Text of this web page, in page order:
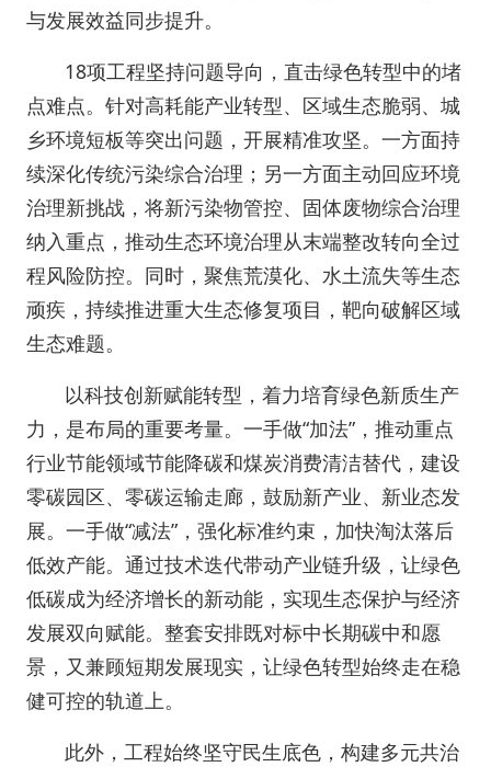
与发展效益同步提升。
18项工程坚持问题导向，直击绿色转型中的堵
点难点。针对高耗能产业转型、区域生态脆弱、城
乡环境短板等突出问题，开展精准攻坚。一方面持
续深化传统污染综合治理；另一方面主动回应环境
治理新挑战，将新污染物管控、固体废物综合治理
纳入重点，推动生态环境治理从末端整改转向全过
程风险防控。同时，聚焦荒漠化、水土流失等生态
顽疾，持续推进重大生态修复项目，靶向破解区域
生态难题。
以科技创新赋能转型，着力培育绿色新质生产
力，是布局的重要考量。一手做“加法”，推动重点
行业节能领域节能降碳和煤炭消费清洁替代，建设
零碳园区、零碳运输走廊，鼓励新产业、新业态发
展。一手做“减法”，强化标准约束，加快淘汰落后
低效产能。通过技术迭代带动产业链升级，让绿色
低碳成为经济增长的新动能，实现生态保护与经济
发展双向赋能。整套安排既对标中长期碳中和愿
景，又兼顾短期发展现实，让绿色转型始终走在稳
健可控的轨道上。
此外，工程始终坚守民生底色，构建多元共治